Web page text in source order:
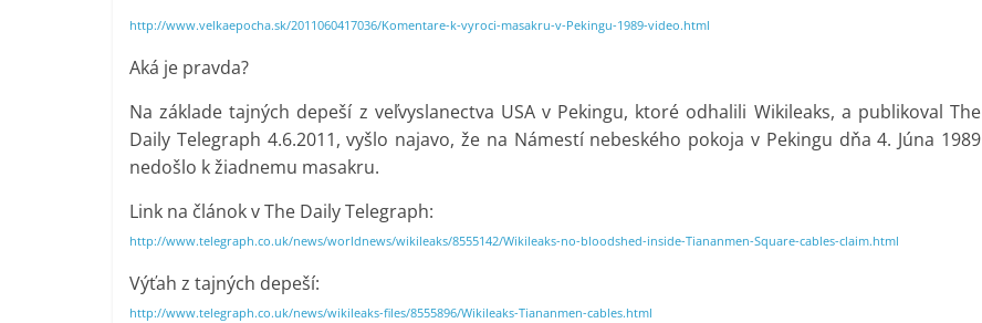
http://www.velkaepocha.sk/2011060417036/Komentare-k-vyroci-masakru-v-Pekingu-1989-video.html
Aká je pravda?
Na základe tajných depeší z veľvyslanectva USA v Pekingu, ktoré odhalili Wikileaks, a publikoval The
Daily Telegraph 4.6.2011, vyšlo najavo, že na Námestí nebeského pokoja v Pekingu dňa 4. Júna 1989
nedošlo k žiadnemu masakru.
Link na článok v The Daily Telegraph:
http://www.telegraph.co.uk/news/worldnews/wikileaks/8555142/Wikileaks-no-bloodshed-inside-Tiananmen-Square-cables-claim.html
Výťah z tajných depeší:
http://www.telegraph.co.uk/news/wikileaks-files/8555896/Wikileaks-Tiananmen-cables.html